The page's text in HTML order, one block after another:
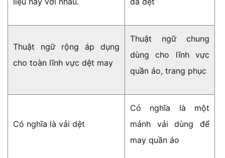
Thuật ngữ rộng áp dụng
cho toàn lĩnh vực dệt may
Thuật ngữ chung
dùng cho lĩnh vực
quần áo, trang phục
Có nghĩa là vải dệt
Có nghĩa là một
mảnh vải dùng để
may quần áo